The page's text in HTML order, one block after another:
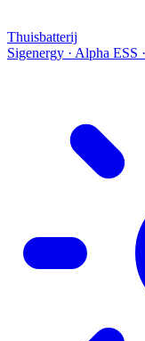
Thuisbatterij
Sigenergy · Alpha ESS